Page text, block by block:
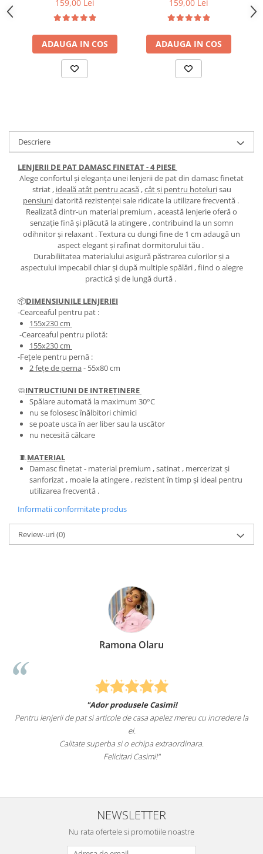
159,00 Lei
ADAUGA IN COS
159,00 Lei
ADAUGA IN COS
Descriere
LENJERII DE PAT DAMASC FINETAT - 4 PIESE
Alege confortul și eleganța unei lenjerii de pat din damasc finetat
striat , ideală atât pentru acasă,cât și pentru hotelurisau
pensiunidatorită rezistenței sale ridicate la utilizare frecventă .
Realizată dintr-un material premium , această lenjerie oferă o
senzație fină și plăcută la atingere , contribuind la un somn
odihnitor și relaxant . Textura cu dungi fine de 1 cm adaugă un
aspect elegant și rafinat dormitorului tău .
Durabiliitatea materialului asigură păstrarea culorilor și a
aspectului impecabil chiar și după multiple spălări , fiind o alegre
practică și de lungă durtă .
📦DIMENSIUNILE LENJERIEI
-Cearceaful pentru pat :
155x230 cm
-Cearceaful pentru pilotă:
155x230 cm
-Fețele pentru pernă :
2 fețe de perna- 55x80 cm
🧼INTRUCTIUNI DE INTREȚINERE
Spălare automată la maximum 30°C
nu se folosesc înălbitori chimici
se poate usca în aer liber sau la uscător
nu necesită călcare
🧵MATERIAL
Damasc finetat - material premium , satinat , mercerizat și
sanforizat , moale la atingere , rezistent în timp și ideal pentru
utilizarea frecventă .
Informatii conformitate produs
Review-uri(0)
Ramona Olaru
"Ador produsele Casimi!
Pentru lenjerii de pat si articole de casa apelez mereu cu incredere la
ei.
Calitate superba si o echipa extraordinara.
Felicitari Casimi!"
NEWSLETTER
Nu rata ofertele si promotiile noastre